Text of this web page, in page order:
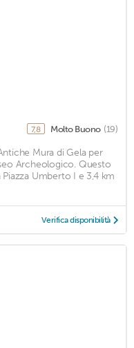
7,8 Molto Buono (19)
Mura di Gela per
Archeologico. Questo
Umberto I e 3,4 km
Verifica disponibilità